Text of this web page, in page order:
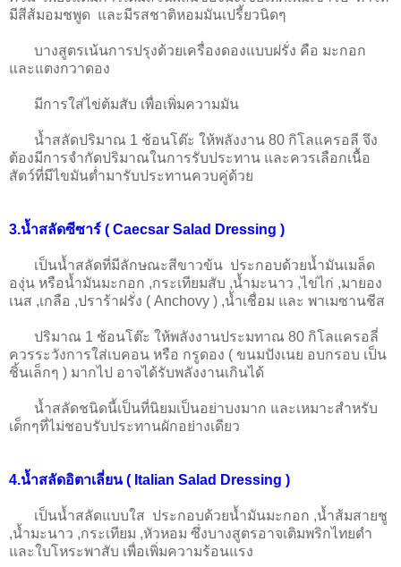
มีสีส้มอมชพูด และมีรสชาติหอมมันเปรี้ยวนิดๆ
บางสูตรเน้นการปรุงด้วยเครื่องดองแบบฝรั่ง คือ มะกอก
และแตงกวาดอง
มีการใส่ไข่ต้มสับ เพื่อเพิ่มความมัน
น้ำสลัดปริมาณ 1 ช้อนโต๊ะ ให้พลังงาน 80 กิโลแครอลี จึง
ต้องมีการจำกัดปริมาณในการรับประทาน และควรเลือกเนื้อ
สัตว์ที่มีไขมันต่ำมารับประทานควบคู่ด้วย
3.น้ำสลัดซีซาร์ ( Caecsar Salad Dressing )
เป็นน้ำสลัดที่มีลักษณะสีขาวข้น ประกอบด้วยน้ำมันเมล็ด
องุ่น หรือน้ำมันมะกอก ,กระเทียมสับ ,น้ำมะนาว ,ไข่ไก่ ,มายอง
เนส ,เกลือ ,ปราร้าฝรั่ง ( Anchovy ) ,น้ำเชื่อม และ พาเมซานชีส
ปริมาณ 1 ช้อนโต๊ะ ให้พลังงานประมทาณ 80 กิโลแครอลี่
ควรระวังการใส่เบคอน หรือ กรูดอง ( ขนมปังเนย อบกรอบ เป็น
ชิ้นเล็กๆ ) มากไป อาจได้รับพลังงานเกินได้
น้ำสลัดชนิดนี้เป็นที่นิยมเป็นอย่าบงมาก และเหมาะสำหรับ
เด็กๆที่ไม่ชอบรับประทานผักอย่างเดียว
4.น้ำสลัดอิตาเลี่ยน ( Italian Salad Dressing )
เป็นน้ำสลัดแบบใส ประกอบด้วยน้ำมันมะกอก ,น้ำส้มสายชู
,น้ำมะนาว ,กระเทียม ,หัวหอม ซึ่งบางสูตรอาจเติมพริกไทยดำ
และใบโหระพาสับ เพื่อเพิ่มความร้อนแรง